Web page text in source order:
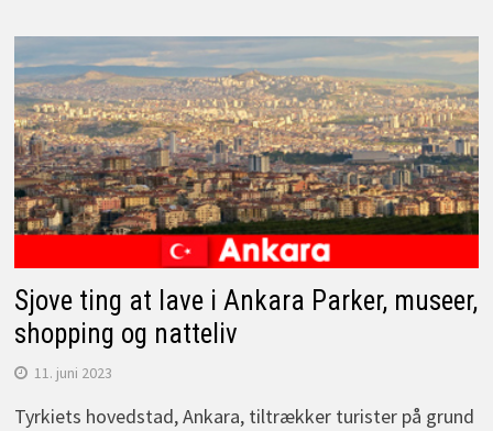
Sjove ting at lave i Ankara Parker, museer,
shopping og natteliv
11. juni 2023
Tyrkiets hovedstad, Ankara, tiltrækker turister på grund